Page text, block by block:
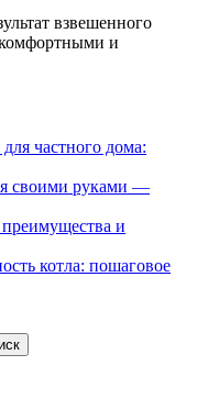
взвешенного
и
частного дома:
своими руками —
и
котла: пошаговое